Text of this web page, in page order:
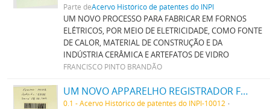
Parte deAcervo Histórico de patentes do INPI
UM NOVO PROCESSO PARA FABRICAR EM FORNOS
ELÉTRICOS, POR MEIO DE ELETRICIDADE, COMO FONTE
DE CALOR, MATERIAL DE CONSTRUÇÃO E DA
INDÚSTRIA CERÂMICA E ARTEFATOS DE VIDRO
FRANCISCO PINTO BRANDÃO
UM NOVO APPARELHO REGISTRADOR FISCALISADOR
0.1 - Acervo Histórico de patentes do INPI-10012